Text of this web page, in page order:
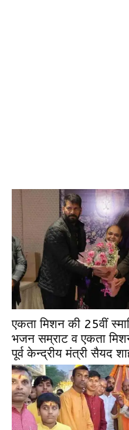
एकता मिशन की 25वीं
भजन सम्राट व एकता
पूर्व केन्द्रीय मंत्री सैयद